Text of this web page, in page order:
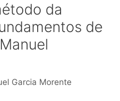
da
de
Garcia Morente